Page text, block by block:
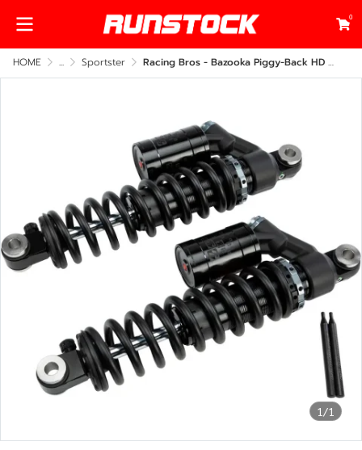
0
HOME ... Sportster Racing Bros - Bazooka Piggy-Back HD HLR
1/1